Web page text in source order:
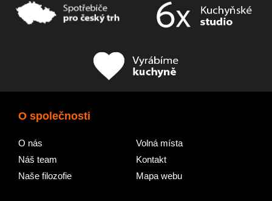
přesně upravuje spotřebu vody. Díky
automatickému rozpoznání množství nádobí již
O společnosti
O nás
Náš team
Naše filozofie
Volná místa
Kontakt
Mapa webu